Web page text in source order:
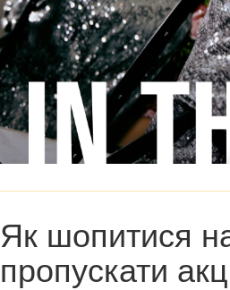
Як шопитися
пропускати